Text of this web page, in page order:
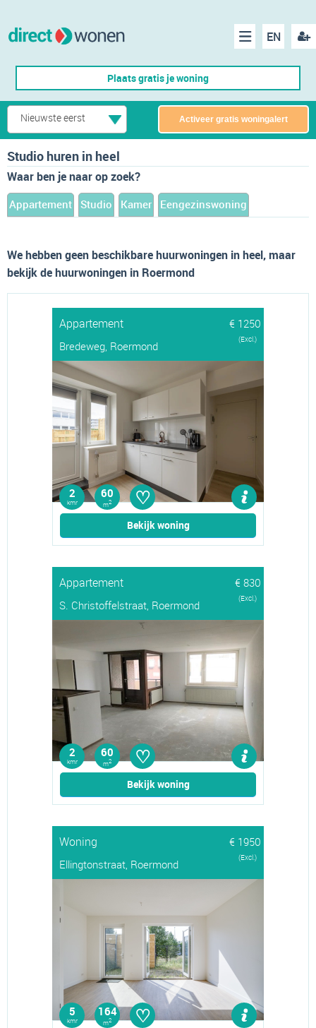
EN
Menu
Plaats gratis je woning
Nieuwste eerst Activeer gratis woningalert
Studio huren in heel
Waar ben je naar op zoek?
Appartement Studio Kamer Eengezinswoning
We hebben geen beschikbare huurwoningen in heel, maar
bekijk de huurwoningen in Roermond
Appartement
€ 1250
Bredeweg, Roermond
(Excl.)
2
kmr
60
m2 ♡
Bekijk woning
Appartement
€ 830
S. Christoffelstraat, Roermond
(Excl.)
2
kmr
60
m2 ♡
Bekijk woning
Woning
€ 1950
Ellingtonstraat, Roermond
(Excl.)
5
kmr
164
m2 ♡